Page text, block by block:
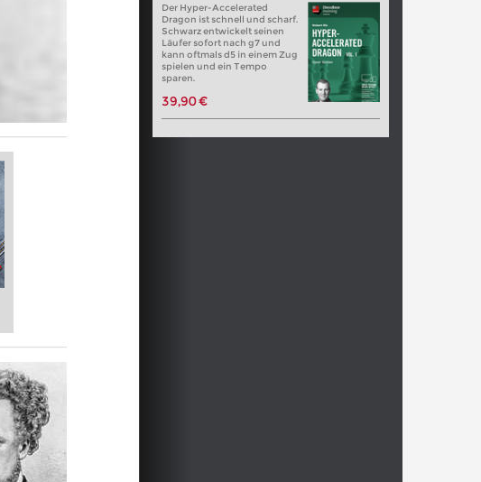
Der Hyper-Accelerated
Dragon ist schnell und scharf.
Schwarz entwickelt seinen
Läufer sofort nach g7 und
kann oftmals d5 in einem Zug
spielen und ein Tempo
sparen.
39,90 €